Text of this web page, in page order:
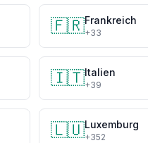
🇫🇷Frankreich
+33
🇮🇹Italien
+39
🇱🇺Luxemburg
+352